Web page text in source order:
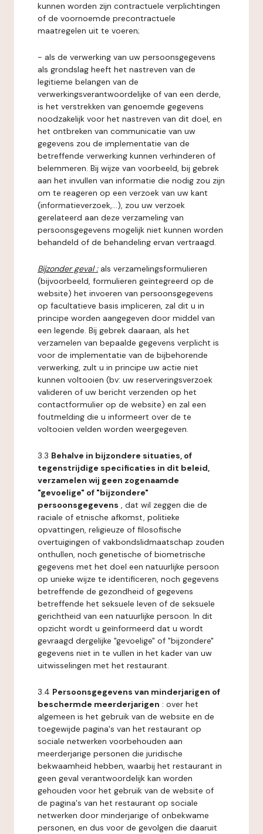
kunnen worden zijn contractuele verplichtingen
of de voornoemde precontractuele
maatregelen uit te voeren;
- als de verwerking van uw persoonsgegevens
als grondslag heeft het nastreven van de
legitieme belangen van de
verwerkingsverantwoordelijke of van een derde,
is het verstrekken van genoemde gegevens
noodzakelijk voor het nastreven van dit doel, en
het ontbreken van communicatie van uw
gegevens zou de implementatie van de
betreffende verwerking kunnen verhinderen of
belemmeren. Bij wijze van voorbeeld, bij gebrek
aan het invullen van informatie die nodig zou zijn
om te reageren op een verzoek van uw kant
(informatieverzoek,...), zou uw verzoek
gerelateerd aan deze verzameling van
persoonsgegevens mogelijk niet kunnen worden
behandeld of de behandeling ervan vertraagd.
Bijzonder geval : als verzamelingsformulieren
(bijvoorbeeld, formulieren geïntegreerd op de
website) het invoeren van persoonsgegevens
op facultatieve basis impliceren, zal dit u in
principe worden aangegeven door middel van
een legende. Bij gebrek daaraan, als het
verzamelen van bepaalde gegevens verplicht is
voor de implementatie van de bijbehorende
verwerking, zult u in principe uw actie niet
kunnen voltooien (bv: uw reserveringsverzoek
valideren of uw bericht verzenden op het
contactformulier op de website) en zal een
foutmelding die u informeert over de te
voltooien velden worden weergegeven.
3.3 Behalve in bijzondere situaties, of
tegenstrijdige specificaties in dit beleid,
verzamelen wij geen zogenaamde
"gevoelige" of "bijzondere"
persoonsgegevens , dat wil zeggen die de
raciale of etnische afkomst, politieke
opvattingen, religieuze of filosofische
overtuigingen of vakbondslidmaatschap zouden
onthullen, noch genetische of biometrische
gegevens met het doel een natuurlijke persoon
op unieke wijze te identificeren, noch gegevens
betreffende de gezondheid of gegevens
betreffende het seksuele leven of de seksuele
gerichtheid van een natuurlijke persoon. In dit
opzicht wordt u geïnformeerd dat u wordt
gevraagd dergelijke "gevoelige" of "bijzondere"
gegevens niet in te vullen in het kader van uw
uitwisselingen met het restaurant.
3.4 Persoonsgegevens van minderjarigen of
beschermde meerderjarigen : over het
algemeen is het gebruik van de website en de
toegewijde pagina's van het restaurant op
sociale netwerken voorbehouden aan
meerderjarige personen die juridische
bekwaamheid hebben, waarbij het restaurant in
geen geval verantwoordelijk kan worden
gehouden voor het gebruik van de website of
de pagina's van het restaurant op sociale
netwerken door minderjarige of onbekwame
personen, en dus voor de gevolgen die daaruit